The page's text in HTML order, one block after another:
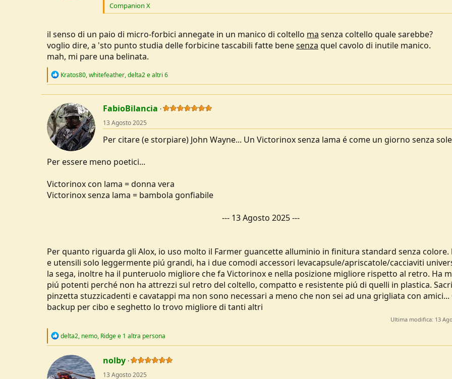
Companion X
il senso di un paio di micro-forbici annegate in un manico di coltello ma senza coltello quale sarebbe?
voglio dire, a 'sto punto studia delle forbicine tascabili fatte benesenza quel cavolo di inutile manico.
mah, mi pare una belinata.
R
t
i
o
n
s
:
Kratos80,whitefeather,delta2e altri 6
FabioBilancia
13 Agosto 2025
Per citare (e storpiare) John Wayne... Un Victorinox senza lama é come un giorno senza
Per essere meno poetici...
Victorinox con lama = donna vera
Victorinox senza lama = bambola gonfiabile
--- 13 Agosto 2025---
Per quanto riguarda gli Alox, io uso molto il Farmer guancette alluminio in finitura standard senza colore.
e utensili solo leggermente piú grandi, ha i due comodi accessori levacapsule/apriscatole/cacciaviti
la sega, inoltre ha il punteruolo migliore che fa Victorinox e nella posizione migliore rispetto al retro. Ha
piú potenti perché non ha attrezzi sul retro del coltello, compatto e resistente piú di quelli in plastica.
pinzetta stuzzicadenti e cavatappi ma non sono necessari a meno che non sei ad una grigliata con amici...
backup per cibo e seghetto lo trovo migliore di tanti altri
Ultima modifica: 13
R
c
t
i
delta2, nemo, Ridgee 1 altra persona
nolby
13 Agosto 2025